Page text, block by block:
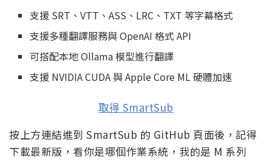
支援 SRT、VTT、ASS、LRC、TXT 等字幕格式
支援多種翻譯服務與 OpenAI 格式 API
可搭配本地 Ollama 模型進行翻譯
支援 NVIDIA CUDA 與 Apple Core ML 硬體加速
取得 SmartSub
按上方連結進到 SmartSub 的 GitHub 頁面後，記得
下載最新版，看你是哪個作業系統，我的是 M 系列